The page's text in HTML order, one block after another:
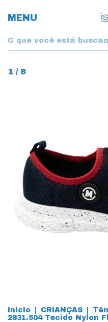
MENU
1 / 8
Início CRIANÇAS
2831.504 Tecido Nylon